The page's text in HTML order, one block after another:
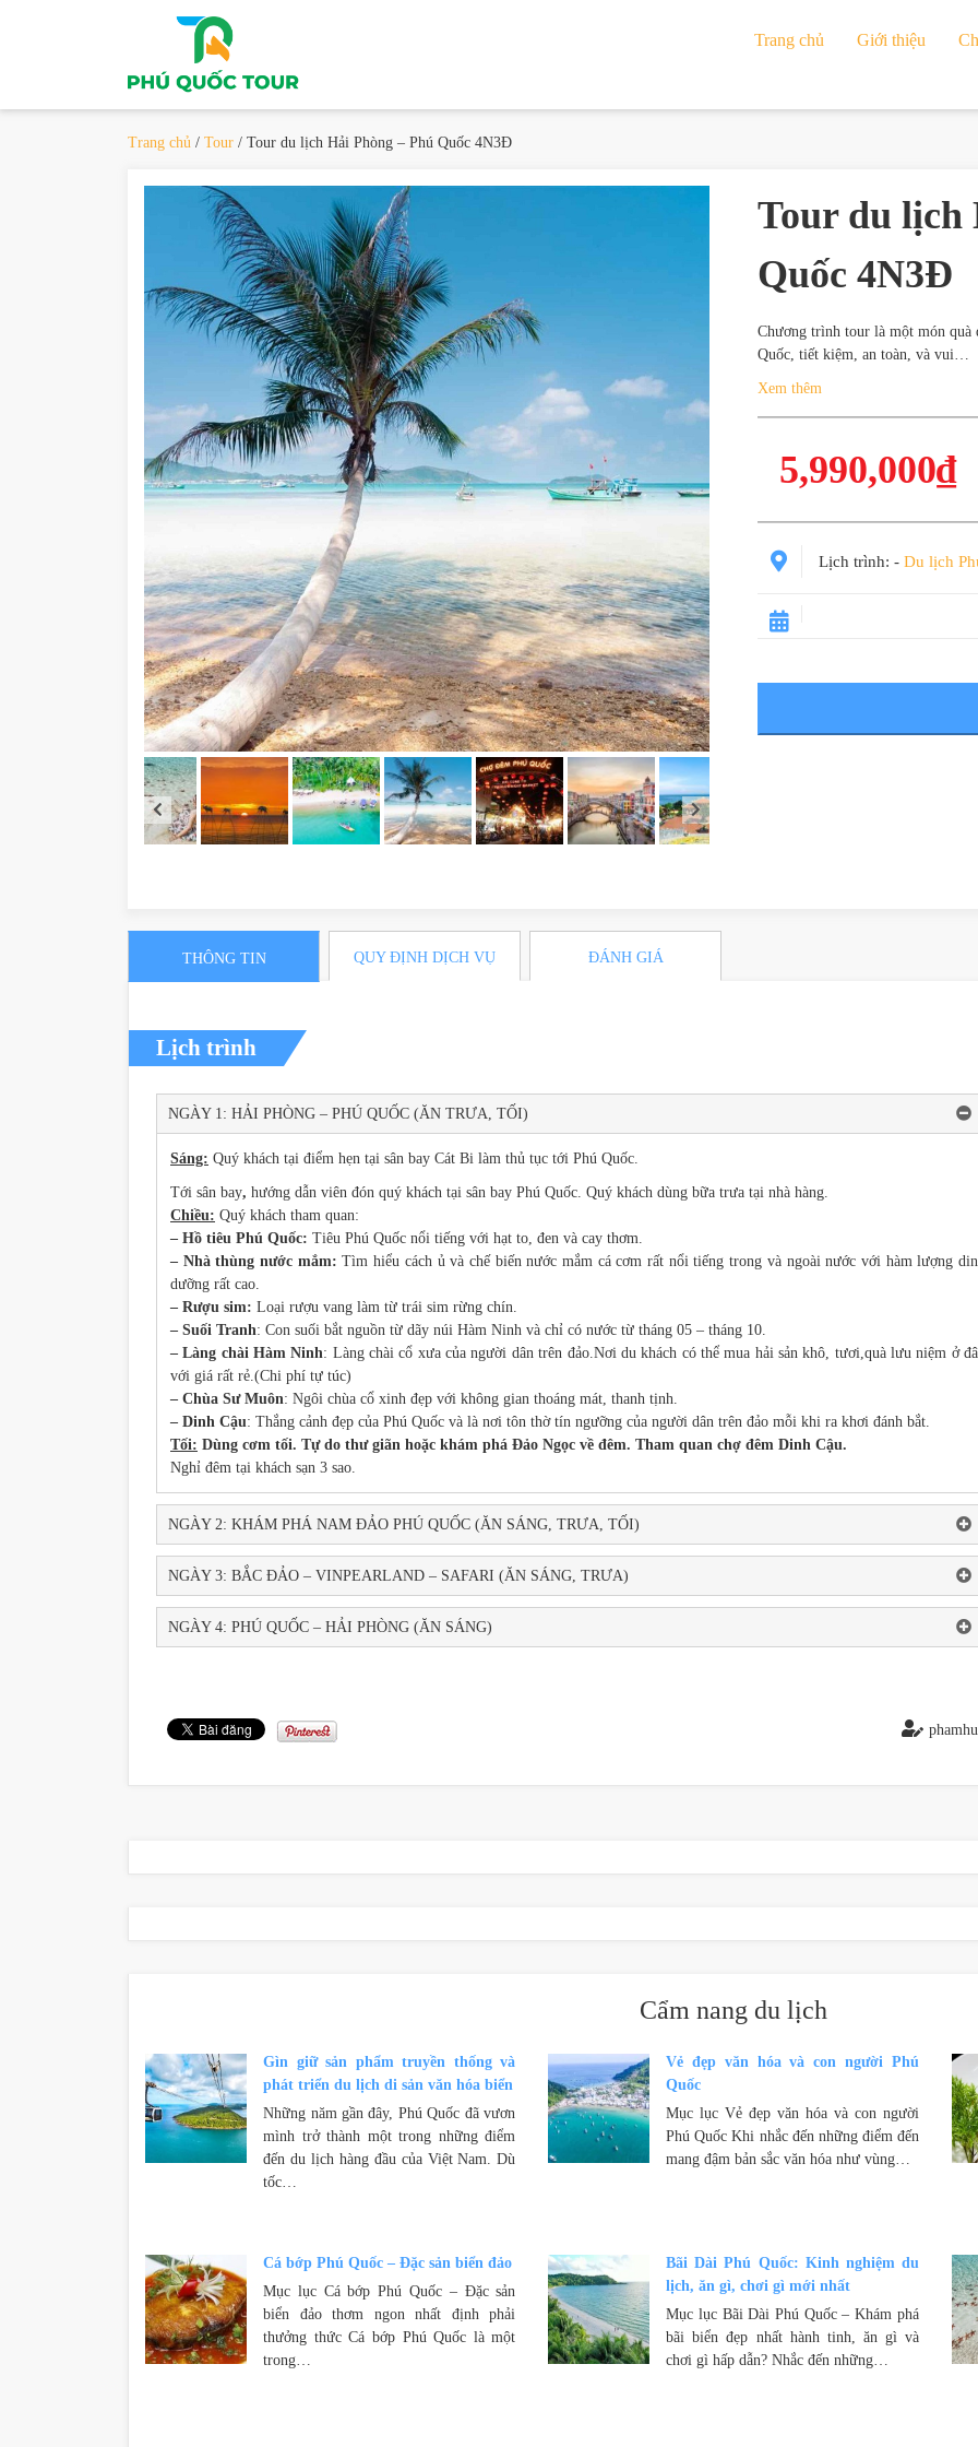
Trang chủ Giới thiệu
Trang chủ / Tour / Tour du lịch Hải Phòng – Phú Quốc 4N3Đ
Tour du lịch
Quốc 4N3Đ
Chương trình tour là một món quà
Quốc, tiết kiệm, an toàn, và vui…
Xem thêm
5,990,000₫
Lịch trình: - Du lịch
THÔNG TIN QUY ĐỊNH DỊCH VỤ ĐÁNH GIÁ
Lịch trình
NGÀY 1: HẢI PHÒNG – PHÚ QUỐC (ĂN TRƯA, TỐI)
Sáng: Quý khách tại điểm hẹn tại sân bay Cát Bi làm thủ tục tới Phú Quốc.
Tới sân bay, hướng dẫn viên đón quý khách tại sân bay Phú Quốc. Quý khách dùng bữa trưa tại nhà hàng.
Chiều: Quý khách tham quan:
– Hồ tiêu Phú Quốc: Tiêu Phú Quốc nổi tiếng với hạt to, đen và cay thơm.
– Nhà thùng nước mắm:Tìm hiểu cách ủ và chế biến nước mắm cá cơm rất nổi tiếng trong và ngoài nước với hàm lượng
dưỡng rất cao.
– Rượu sim: Loại rượu vang làm từ trái sim rừng chín.
– Suối Tranh: Con suối bắt nguồn từ dãy núi Hàm Ninh và chỉ có nước từ tháng 05 – tháng 10.
– Làng chài Hàm Ninh: Làng chài cổ xưa của người dân trên đảo.Nơi du khách có thể mua hải sản khô, tươi,quà lưu niệm ở
với giá rất rẻ.(Chi phí tự túc)
– Chùa Sư Muôn: Ngôi chùa cổ xinh đẹp với không gian thoáng mát, thanh tịnh.
– Dinh Cậu: Thắng cảnh đẹp của Phú Quốc và là nơi tôn thờ tín ngưỡng của người dân trên đảo mỗi khi ra khơi đánh bắt.
Tối: Dùng cơm tối. Tự do thư giãn hoặc khám phá Đảo Ngọc về đêm. Tham quan chợ đêm Dinh Cậu.
Nghỉ đêm tại khách sạn 3 sao.
NGÀY 2: KHÁM PHÁ NAM ĐẢO PHÚ QUỐC (ĂN SÁNG, TRƯA, TỐI)
NGÀY 3: BẮC ĐẢO – VINPEARLAND – SAFARI (ĂN SÁNG, TRƯA)
NGÀY 4: PHÚ QUỐC – HẢI PHÒNG (ĂN SÁNG)
Cẩm nang du lịch
Gìn giữ sản phẩm truyền thống và
phát triển du lịch di sản văn hóa biển
Những năm gần đây, Phú Quốc đã vươn
mình trở thành một trong những điểm
đến du lịch hàng đầu của Việt Nam. Dù
tốc…
Vẻ đẹp văn hóa và con người Phú
Quốc
Mục lục Vẻ đẹp văn hóa và con người
Phú Quốc Khi nhắc đến những điểm đến
mang đậm bản sắc văn hóa như vùng…
Cá bớp Phú Quốc – Đặc sản biển đảo
Mục lục Cá bớp Phú Quốc – Đặc sản
biển đảo thơm ngon nhất định phải
thưởng thức Cá bớp Phú Quốc là một
trong…
Bãi Dài Phú Quốc: Kinh nghiệm du
lịch, ăn gì, chơi gì mới nhất
Mục lục Bãi Dài Phú Quốc – Khám phá
bãi biển đẹp nhất hành tinh, ăn gì và
chơi gì hấp dẫn? Nhắc đến những…